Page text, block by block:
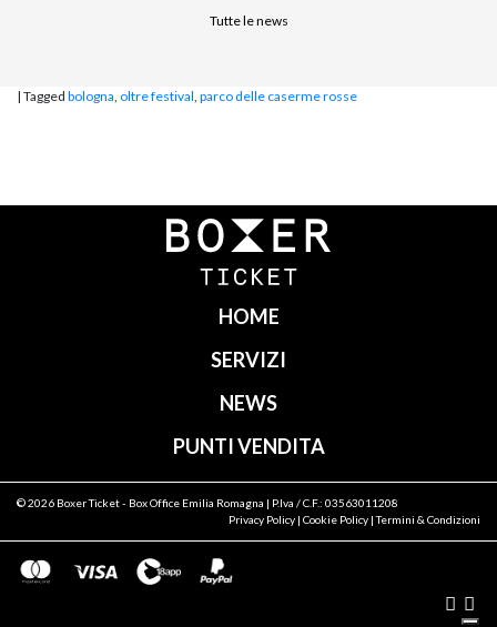
Tutte le news
| Tagged bologna, oltre festival, parco delle caserme rosse
Navigazione
HOME
SERVIZI
NEWS
PUNTI VENDITA
© 2026 Boxer Ticket- Box Office Emilia Romagna | P.Iva / C.F.: 03563011208
Privacy Policy | Cookie Policy |Termini & Condizioni